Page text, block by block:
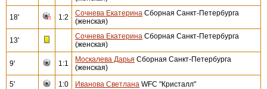
18' 1:2 Сочнева Екатерина Сборная Санкт-Петербурга
(женская)
13' Сочнева Екатерина Сборная Санкт-Петербурга
(женская)
9' 1:1 Москалева Дарья Сборная Санкт-Петербурга
(женская)
5'
1:0 Иванова Светлана WFC "Кристалл"